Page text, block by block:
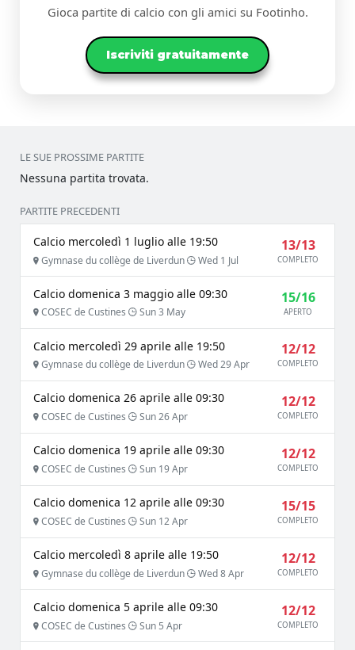
Gioca partite di calcio con gli amici su Footinho.
Iscriviti gratuitamente
LE SUE PROSSIME PARTITE
Nessuna partita trovata.
PARTITE PRECEDENTI
Calcio mercoledì 1 luglio alle 19:50
Gymnase du collège de Liverdun Wed 1 Jul
13/13
COMPLETO
Calcio domenica 3 maggio alle 09:30
COSEC de Custines Sun 3 May
15/16
APERTO
Calcio mercoledì 29 aprile alle 19:50
Gymnase du collège de Liverdun Wed 29 Apr
12/12
COMPLETO
Calcio domenica 26 aprile alle 09:30
COSEC de Custines Sun 26 Apr
12/12
COMPLETO
Calcio domenica 19 aprile alle 09:30
COSEC de Custines Sun 19 Apr
12/12
COMPLETO
Calcio domenica 12 aprile alle 09:30
COSEC de Custines Sun 12 Apr
15/15
COMPLETO
Calcio mercoledì 8 aprile alle 19:50
Gymnase du collège de Liverdun Wed 8 Apr
12/12
COMPLETO
Calcio domenica 5 aprile alle 09:30
COSEC de Custines Sun 5 Apr
12/12
COMPLETO